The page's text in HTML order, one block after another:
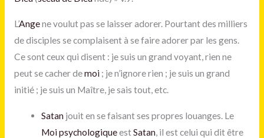
L’Angene voulut pas se laisser adorer. Pourtant des milliers
de disciples se complaisent à se faire adorer par les gens.
Ce sont ceux qui disent : je suis un grand voyant, rien ne
peut se cacher demoi; je n’ignore rien ; je suis un grand
initié ; je suis un Maître, je sais tout, etc.
Satan jouit en se faisant ses propres louanges. Le
Moi psychologiqueestSatan, il est celui qui dit être